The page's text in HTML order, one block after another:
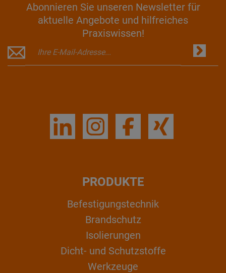
Abonnieren Sie unseren Newsletter für
aktuelle Angebote und hilfreiches
Praxiswissen!
PRODUKTE
Befestigungstechnik
Brandschutz
Isolierungen
Dicht- und Schutzstoffe
Werkzeuge